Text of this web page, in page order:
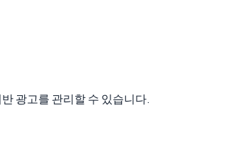
광고를 관리할 수 있습니다.